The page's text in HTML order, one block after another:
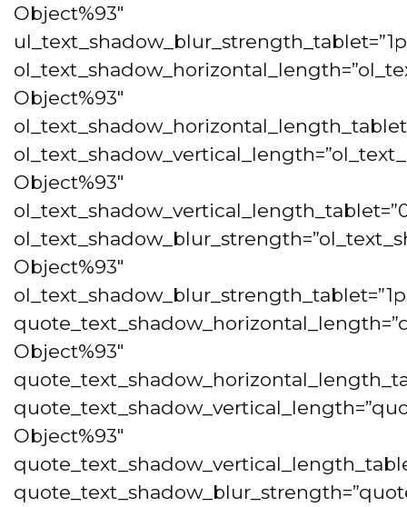
Object%93″
Object%93″
Object%93″
Object%93″
Object%93″
Object%93″